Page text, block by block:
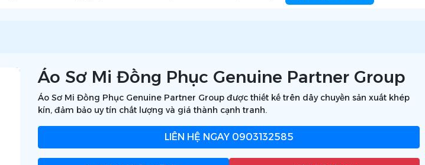
Áo Sơ Mi Đồng Phục Genuine Partner Group
Áo Sơ Mi Đồng Phục Genuine Partner Group được thiết kế trên dây chuyền sản xuất khép
kín, đảm bảo uy tín chất lượng và giá thành cạnh tranh.
LIÊN HỆ NGAY0903132585